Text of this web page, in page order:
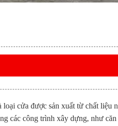
loại cửa được sản xuất từ chất liệu
các công trình xây dựng, như